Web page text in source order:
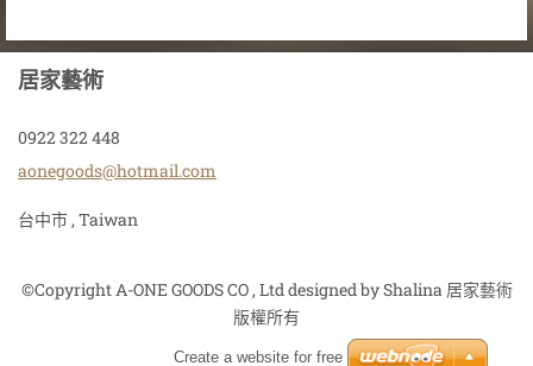
居家藝術
0922 322 448
aonegoods@hotmail.com
台中市 , Taiwan
©Copyright A-ONE GOODS CO , Ltd designed by Shalina 居家藝術
版權所有
Create a website for free